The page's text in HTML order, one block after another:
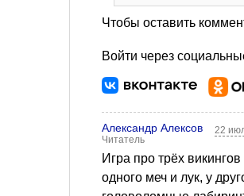
Чтобы оставить
Войти через
Александр Алексов
Читатель
22
Игра про трёх
одного меч и лук, у